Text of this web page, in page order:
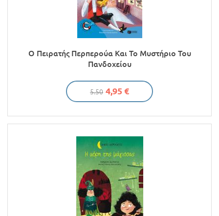
Ο Πειρατής Περπερούα Και Το Μυστήριο Του
Πανδοχείου
5.50 4,95 €